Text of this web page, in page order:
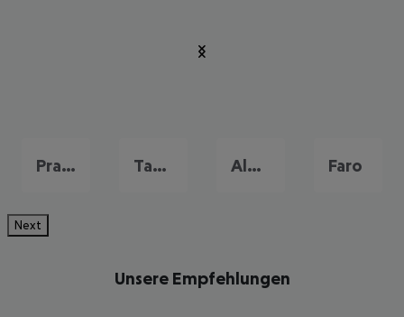
Praia da Falesia Tavira Albufeira Faro
Next
Unsere Empfehlungen